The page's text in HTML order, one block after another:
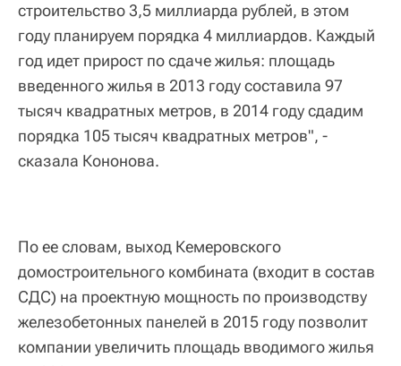
строительство 3,5 миллиарда рублей, в этом
году планируем порядка 4 миллиардов. Каждый
год идет прирост по сдаче жилья: площадь
введенного жилья в 2013 году составила 97
тысяч квадратных метров, в 2014 году сдадим
порядка 105 тысяч квадратных метров", -
сказала Кононова.
По ее словам, выход Кемеровского
домостроительного комбината (входит в состав
СДС) на проектную мощность по производству
железобетонных панелей в 2015 году позволит
компании увеличить площадь вводимого жилья